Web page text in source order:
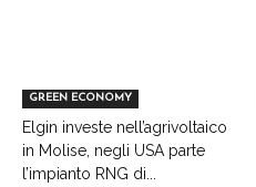
GREEN ECONOMY
Elgin investe nell’agrivoltaico
in Molise, negli USA parte
l’impianto RNG di...